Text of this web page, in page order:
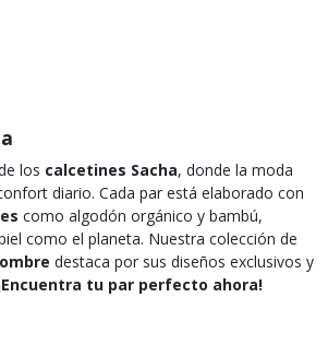
los calcetines Sacha, donde la moda
diario. Cada par está elaborado con
como algodón orgánico y bambú,
como el planeta. Nuestra colección de
destaca por sus diseños exclusivos y
tu par perfecto ahora!